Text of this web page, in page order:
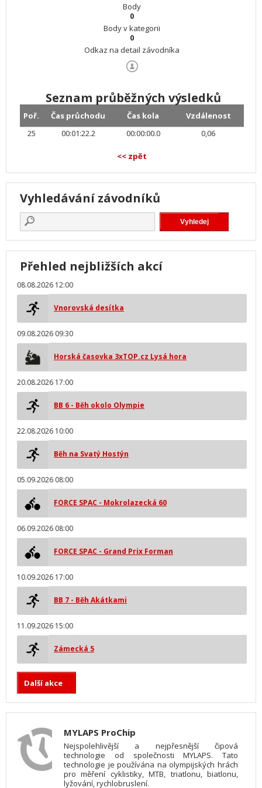
Body
0
Body v kategorii
0
Odkaz na detail závodníka
Seznam průběžných výsledků
Poř. Čas průchodu Čas kola
Vzdálenost
25
00:01:22.2 00:00:00.0 0,06
<< zpět
Vyhledávání závodníků
Přehled nejbližších akcí
08.08.2026 12:00
Vnorovská desítka
09.08.2026 09:30
Horská časovka 3xTOP.cz Lysá hora
20.08.2026 17:00
BB 6 - Běh okolo Olympie
22.08.2026 10:00
Běh na Svatý Hostýn
05.09.2026 08:00
FORCE SPAC - Mokrolazecká 60
06.09.2026 08:00
FORCE SPAC - Grand Prix Forman
10.09.2026 17:00
BB 7 - Běh Akátkami
11.09.2026 15:00
Zámecká 5
Další akce
MYLAPS ProChip
Nejspolehlivější a nejpřesnější čipová
technologie od společnosti MYLAPS. Tato
technologie je používána na olympijských hrách
pro měření cyklistiky, MTB, triatlonu, biatlonu,
lyžování, rychlobruslení.